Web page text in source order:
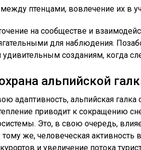
птенцами, вовлечение их в
на сообществе и
для наблюдения.
созданиям, когда
альпийской
адаптивность, альпийская галка
приводит к сокращению
Это, в свою очередь,
же, человеческая активность
и увеличение потока